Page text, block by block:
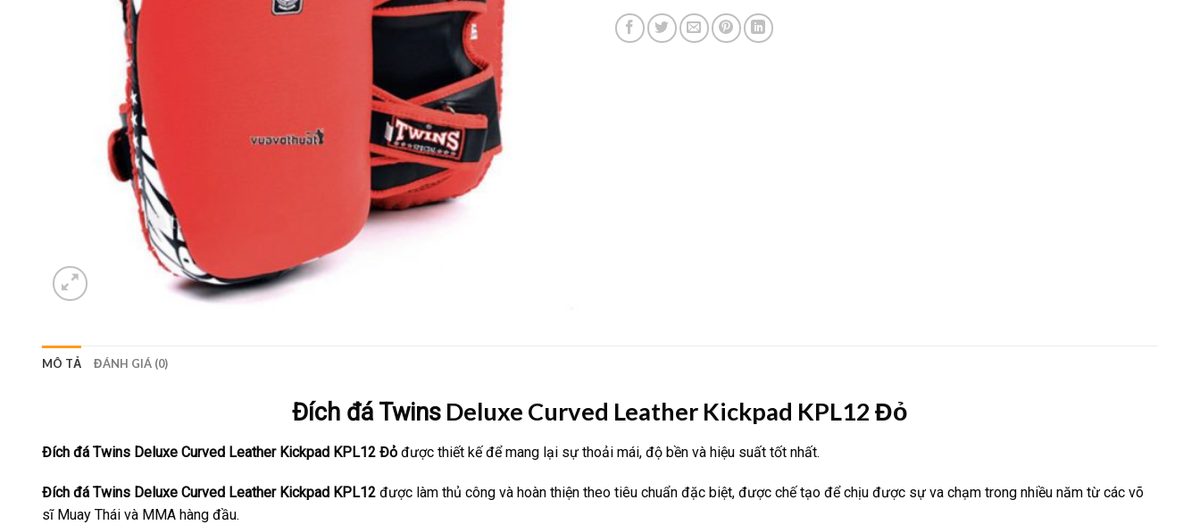
MÔ TẢ ĐÁNH GIÁ (0)
Đích đá Twins Deluxe Curved Leather Kickpad KPL12 Đỏ
Đích đá Twins Deluxe Curved Leather Kickpad KPL12 Đỏ được thiết kế để mang lại sự thoải mái, độ bền và hiệu suất tốt nhất.
Đích đá Twins Deluxe Curved Leather Kickpad KPL12 được làm thủ công và hoàn thiện theo tiêu chuẩn đặc biệt, được chế tạo để chịu được sự va chạm trong nhiều năm từ các võ
sĩ Muay Thái và MMA hàng đầu.